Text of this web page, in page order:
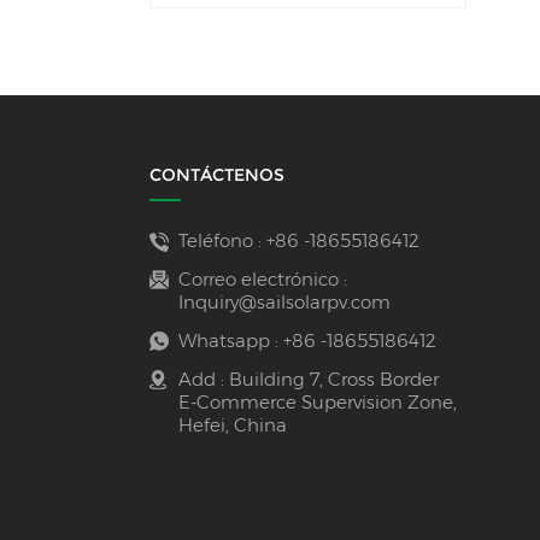
CONTÁCTENOS
Teléfono : +86 -18655186412
Correo electrónico :
Inquiry@sailsolarpv.com
Whatsapp : +86 -18655186412
Add : Building 7, Cross Border
E-Commerce Supervision Zone,
Hefei, China